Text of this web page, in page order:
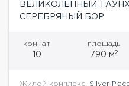
ВЕЛИКОЛЕПНЫЙ
СЕРЕБРЯНЫЙ БОР
комнат
10
площадь
790 м2
Жилой комплекс: Silver